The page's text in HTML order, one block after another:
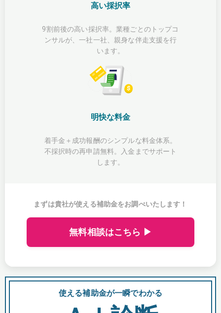
高い採択率
9割前後の高い採択率。業種ごとのトップコ
ンサルが、一社一社、親身な伴走支援を行
います。
明快な料金
着手金＋成功報酬のシンプルな料金体系。
不採択時の再申請無料。入金までサポート
します。
まずは貴社が使える補助金をお調べいたします！
無料相談はこちら ▶
使える補助金が一瞬でわかる